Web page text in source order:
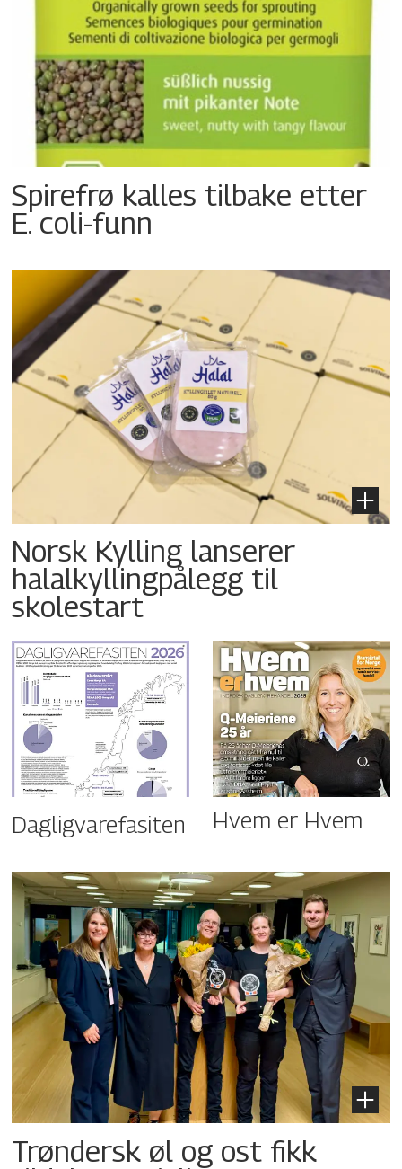
Spirefrø kalles tilbake etter
E. coli-funn
Norsk Kylling lanserer
halalkyllingpålegg til
skolestart
Dagligvarefasiten Hvem er Hvem
Trøndersk øl og ost fikk